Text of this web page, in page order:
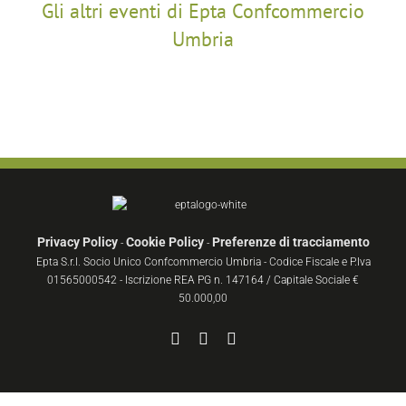
Gli altri eventi di Epta Confcommercio
Umbria
Privacy Policy- Cookie Policy- Preferenze di tracciamento
Epta S.r.l. Socio Unico Confcommercio Umbria - Codice Fiscale e P.Iva
01565000542 - Iscrizione REA PG n. 147164 / Capitale Sociale €
50.000,00
FacebookYouTube